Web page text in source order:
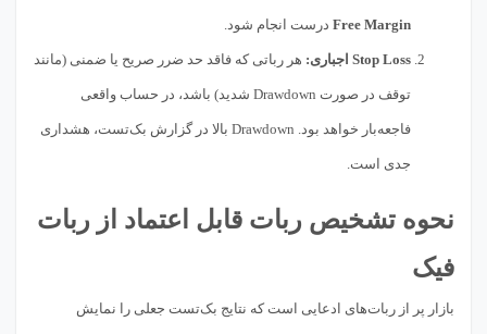
Free Margin درست انجام شود.
Stop Loss اجباری: هر رباتی که فاقد حد ضرر صریح یا ضمنی (مانند
توقف در صورت Drawdown شدید) باشد، در حساب واقعی
فاجعه‌بار خواهد بود. Drawdown بالا در گزارش بک‌تست، هشداری
جدی است.
نحوه تشخیص ربات قابل اعتماد از ربات
فیک
بازار پر از ربات‌های ادعایی است که نتایج بک‌تست جعلی را نمایش